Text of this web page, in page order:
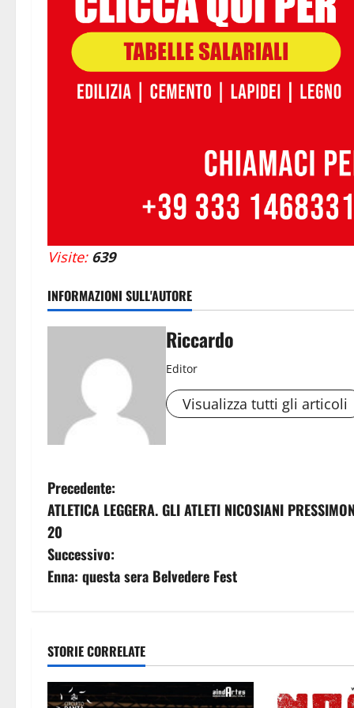
Visite: 639
INFORMAZIONI SULL'AUTORE
Riccardo
Editor
Visualizza tutti gli articoli
N
a
v
i
a
z
Precedente:
ATLETICA LEGGERA. GLI ATLETI NICOSIANI
20
Successivo:
Enna: questa sera Belvedere Fest
STORIE CORRELATE